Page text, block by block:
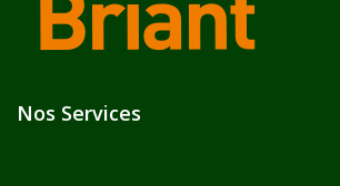
Nos Services